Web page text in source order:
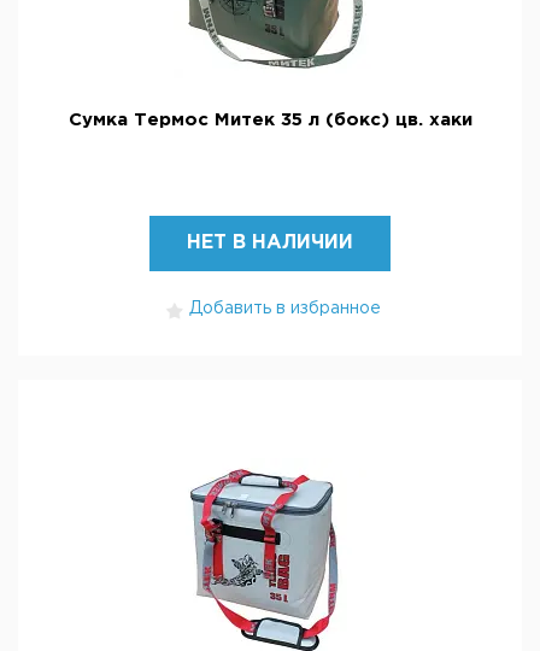
Сумка Термос Митек 35 л (бокс) цв. хаки
НЕТ В НАЛИЧИИ
Добавить в избранное